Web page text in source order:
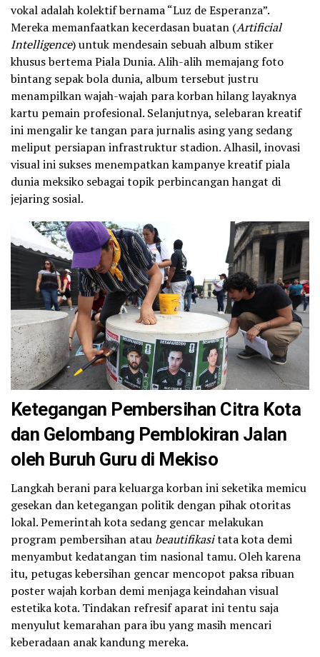
vokal adalah kolektif bernama “Luz de Esperanza”.
Mereka memanfaatkan kecerdasan buatan (Artificial
Intelligence) untuk mendesain sebuah album stiker
khusus bertema Piala Dunia. Alih-alih memajang foto
bintang sepak bola dunia, album tersebut justru
menampilkan wajah-wajah para korban hilang layaknya
kartu pemain profesional. Selanjutnya, selebaran kreatif
ini mengalir ke tangan para jurnalis asing yang sedang
meliput persiapan infrastruktur stadion. Alhasil, inovasi
visual ini sukses menempatkan kampanye kreatif piala
dunia meksiko sebagai topik perbincangan hangat di
jejaring sosial.
Ketegangan Pembersihan Citra Kota
dan Gelombang Pemblokiran Jalan
oleh Buruh Guru di Mekiso
Langkah berani para keluarga korban ini seketika memicu
gesekan dan ketegangan politik dengan pihak otoritas
lokal. Pemerintah kota sedang gencar melakukan
program pembersihan atau beautifikasitata kota demi
menyambut kedatangan tim nasional tamu. Oleh karena
itu, petugas kebersihan gencar mencopot paksa ribuan
poster wajah korban demi menjaga keindahan visual
estetika kota. Tindakan refresif aparat ini tentu saja
menyulut kemarahan para ibu yang masih mencari
keberadaan anak kandung mereka.